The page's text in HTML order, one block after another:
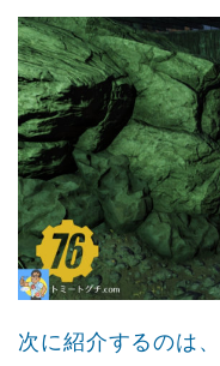
次に紹介するのは、